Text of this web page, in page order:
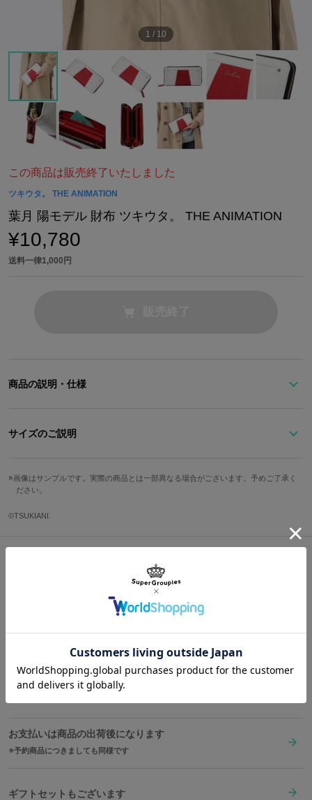
1 / 10
この商品は販売終了いたしました
ツキウタ。 THE ANIMATION
葉月 陽モデル 財布 ツキウタ。 THE ANIMATION
¥10,780
送料一律1,000円
商品の説明・仕様
衣装の配色を落とし込んだデザインがクール。
原産国／ 中国
素材／ 表：合成皮革 裏：ポリエステル
サイズのご説明
Free
画像はサンプルです。実際の商品とは一部異なる場合がございます。予めご了承く
ださい。
©TSUKIANI.
お買い物で困った時はこちらをチェック
在庫商品は2〜4営業日以内に出荷
お支払いは商品の出荷後になります
予約商品につきましても同様です
ギフトセットもございます